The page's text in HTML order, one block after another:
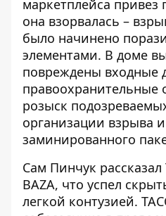
маркетплейса привез
она взорвалась –
было начинено
элементами. В доме
повреждены входные
правоохранительные
розыск
организации взрыва
заминированного
Сам Пинчук
BAZA, что успел
легкой контузией.